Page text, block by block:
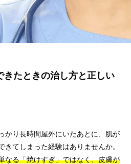
きたときの治し方と正しい
かり長時間屋外にいたあとに、肌が
てしまった経験はありませんか。
なる「焼けすぎ」ではなく、皮膚が